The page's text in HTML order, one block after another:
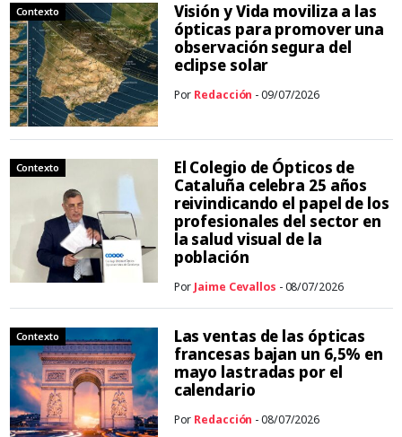
Contexto
Visión y Vida moviliza a las
ópticas para promover una
observación segura del
eclipse solar
Por Redacción - 09/07/2026
Contexto
El Colegio de Ópticos de
Cataluña celebra 25 años
reivindicando el papel de los
profesionales del sector en
la salud visual de la
población
Por Jaime Cevallos - 08/07/2026
Contexto
Las ventas de las ópticas
francesas bajan un 6,5% en
mayo lastradas por el
calendario
Por Redacción - 08/07/2026